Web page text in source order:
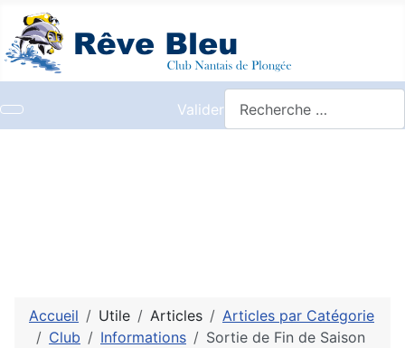
Valider
Accueil Utile Articles
Articles par Catégorie
Club
Informations Sortie de Fin de Saison